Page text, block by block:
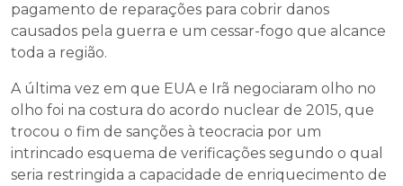
pagamento de reparações para cobrir danos
causados pela guerra e um cessar-fogo que alcance
toda a região.
A última vez em que EUA e Irã negociaram olho no
olho foi na costura do acordo nuclear de 2015, que
trocou o fim de sanções à teocracia por um
intrincado esquema de verificações segundo o qual
seria restringida a capacidade de enriquecimento de